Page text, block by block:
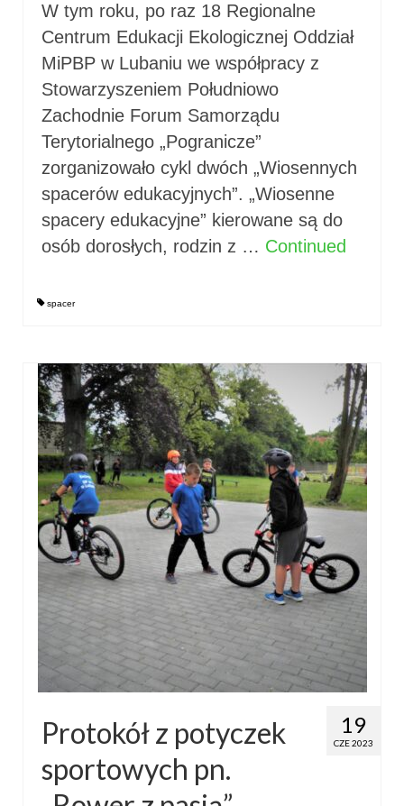
W tym roku, po raz 18 Regionalne
Centrum Edukacji Ekologicznej Oddział
MiPBP w Lubaniu we współpracy z
Stowarzyszeniem Południowo
Zachodnie Forum Samorządu
Terytorialnego „Pogranicze”
zorganizowało cykl dwóch „Wiosennych
spacerów edukacyjnych”. „Wiosenne
spacery edukacyjne” kierowane są do
osób dorosłych, rodzin z … Continued
spacer
19
CZE 2023
Protokół z potyczek
sportowych pn.